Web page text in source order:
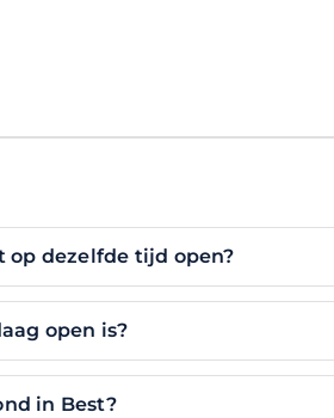
dezelfde tijd open?
open is?
in Best?